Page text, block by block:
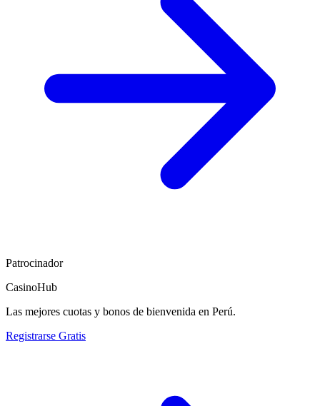
Patrocinador
CasinoHub
Las mejores cuotas y bonos de bienvenida en Perú.
Registrarse Gratis